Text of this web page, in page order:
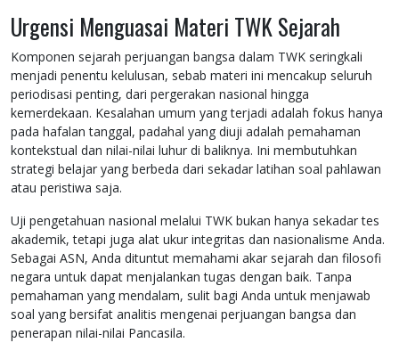
Urgensi Menguasai Materi TWK Sejarah
Komponen sejarah perjuangan bangsa dalam TWK seringkali
menjadi penentu kelulusan, sebab materi ini mencakup seluruh
periodisasi penting, dari pergerakan nasional hingga
kemerdekaan. Kesalahan umum yang terjadi adalah fokus hanya
pada hafalan tanggal, padahal yang diuji adalah pemahaman
kontekstual dan nilai-nilai luhur di baliknya. Ini membutuhkan
strategi belajar yang berbeda dari sekadar latihan soal pahlawan
atau peristiwa saja.
Uji pengetahuan nasional melalui TWK bukan hanya sekadar tes
akademik, tetapi juga alat ukur integritas dan nasionalisme Anda.
Sebagai ASN, Anda dituntut memahami akar sejarah dan filosofi
negara untuk dapat menjalankan tugas dengan baik. Tanpa
pemahaman yang mendalam, sulit bagi Anda untuk menjawab
soal yang bersifat analitis mengenai perjuangan bangsa dan
penerapan nilai-nilai Pancasila.